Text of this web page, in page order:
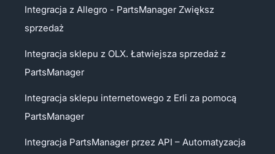
Integracja z Allegro - PartsManager Zwiększ
sprzedaż
Integracja sklepu z OLX. Łatwiejsza sprzedaż z
PartsManager
Integracja sklepu internetowego z Erli za pomocą
PartsManager
Integracja PartsManager przez API – Automatyzacja